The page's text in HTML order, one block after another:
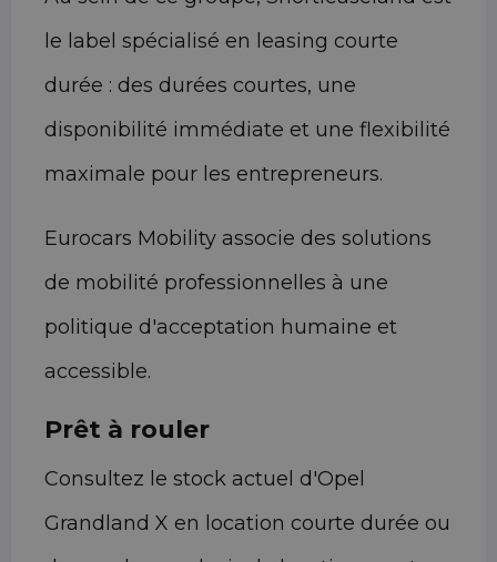
le label spécialisé en leasing courte
durée : des durées courtes, une
disponibilité immédiate et une flexibilité
maximale pour les entrepreneurs.
Eurocars Mobility associe des solutions
de mobilité professionnelles à une
politique d'acceptation humaine et
accessible.
Prêt à rouler
Consultez le stock actuel d'Opel
Grandland X en location courte durée ou